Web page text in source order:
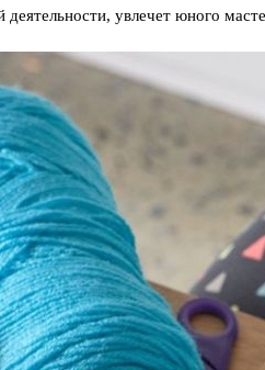
деятельности, увлечет юного